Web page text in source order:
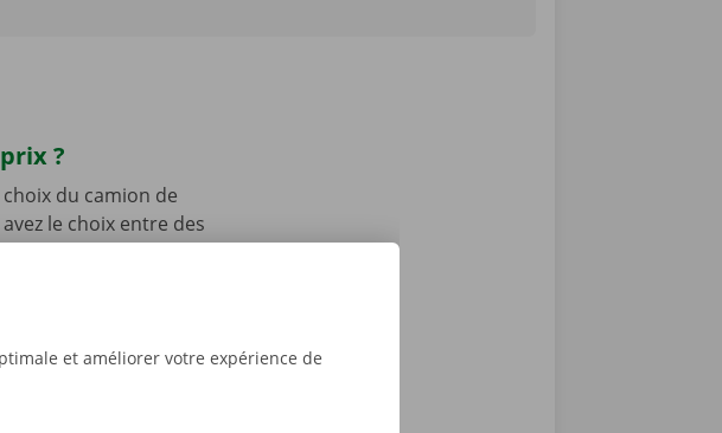
?
du camion de
le choix entre des
volume de chargement dont
ont un espace de chargement
appartement, nous
et améliorer votre expérience de